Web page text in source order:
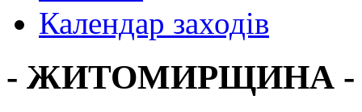
Календар заходів
- ЖИТОМИРЩИНА -